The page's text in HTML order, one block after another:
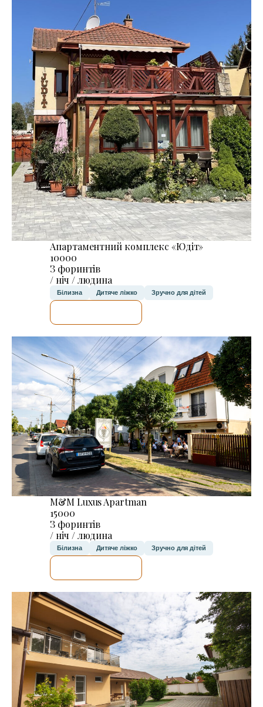
Апартаментний комплекс «Юдіт»
10000
З форинтів
/ ніч / людина
Білизна Дитяче ліжко Зручно для дітей
M&M Luxus Apartman
15000
З форинтів
/ ніч / людина
Білизна Дитяче ліжко Зручно для дітей